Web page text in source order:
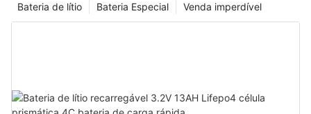
Venda imperdível
Bateria Especial
Bateria de lítio